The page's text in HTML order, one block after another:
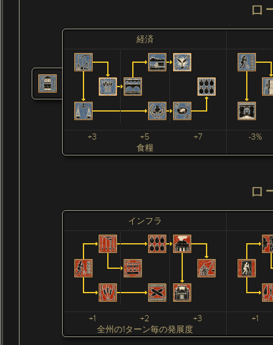
ロ
経済
+3 +5
+7
食糧
-3%
ロ
インフラ
+1 +2
+3
全州の1ターン毎の発展度
+1